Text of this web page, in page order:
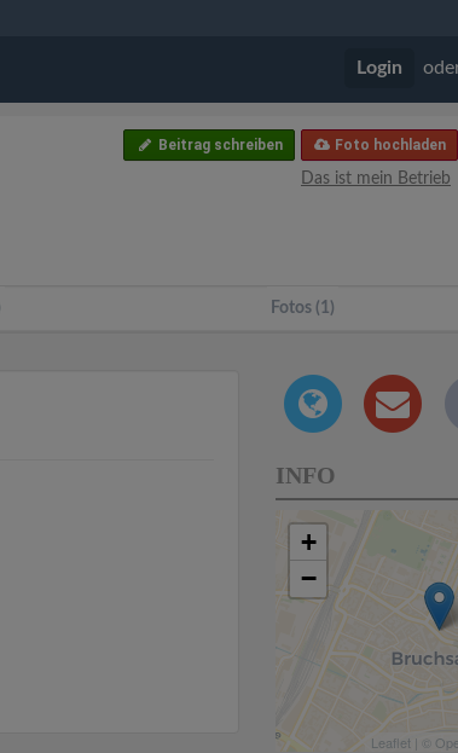
Login
Foto hochladen
Beitrag schreiben
Das ist mein Betrieb
Fotos (1)
INFO
+
−
Leaflet | ©